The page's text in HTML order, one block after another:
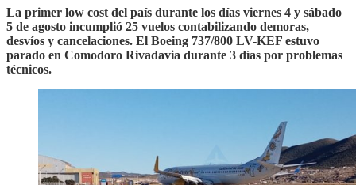
La primer low cost del país durante los días viernes 4 y sábado
5 de agosto incumplió 25 vuelos contabilizando demoras,
desvíos y cancelaciones. El Boeing 737/800 LV-KEF estuvo
parado en Comodoro Rivadavia durante 3 días por problemas
técnicos.